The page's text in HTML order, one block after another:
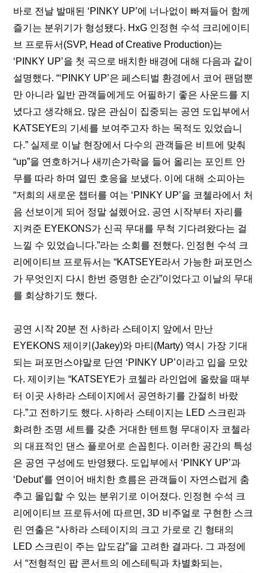
바로 전날 발매된 ‘PINKY UP’에 너나없이 빠져들어 함께
즐기는 분위기가 형성됐다. HxG 인정현 수석 크리에이티
브 프로듀서(SVP, Head of Creative Production)는
‘PINKY UP’을 첫 곡으로 배치한 배경에 대해 다음과 같이
설명했다. “‘PINKY UP’은 페스티벌 환경에서 코어 팬덤뿐
만 아니라 일반 관객들에게도 어필하기 좋은 사운드를 지
녔다고 생각해요. 많은 관심이 집중되는 공연 도입부에서
KATSEYE의 기세를 보여주고자 하는 목적도 있었습니
다.” 실제로 이날 현장에서 다수의 관객들은 비트에 맞춰
“up”을 연호하거나 새끼손가락을 들어 올리는 포인트 안
무를 따라 하며 열띤 호응을 보냈다. 이에 대해 소피아는
“저희의 새로운 챕터를 여는 ‘PINKY UP’을 코첼라에서 처
음 선보이게 되어 정말 설렜어요. 공연 시작부터 자리를
지켜준 EYEKONS가 신곡 무대를 무척 기다려왔다는 걸
느낄 수 있었습니다.”라는 소회를 전했다. 인정현 수석 크
리에이티브 프로듀서는 “KATSEYE라서 가능한 퍼포먼스
가 무엇인지 다시 한번 증명한 순간”이었다고 이날의 무대
를 회상하기도 했다.
공연 시작 20분 전 사하라 스테이지 앞에서 만난
EYEKONS 제이키(Jakey)와 마티(Marty) 역시 가장 기대
되는 퍼포먼스야말로 단연 ‘PINKY UP’이라고 입을 모았
다. 제이키는 “KATSEYE가 코첼라 라인업에 올랐을 때부
터 이곳 사하라 스테이지에서 공연하기를 간절히 바랐
다.”고 전하기도 했다. 사하라 스테이지는 LED 스크린과
화려한 조명 세트를 갖춘 거대한 텐트형 무대이자 코첼라
의 대표적인 댄스 플로어로 손꼽힌다. 이러한 공간의 특성
은 공연 구성에도 반영됐다. 도입부에서 ‘PINKY UP’과
‘Debut’를 연이어 배치한 흐름은 관객들이 자연스럽게 춤
추고 몰입할 수 있는 분위기로 이어졌다. 인정현 수석 크
리에이티브 프로듀서에 따르면, 3D 비주얼로 구현한 스크
린 연출은 “사하라 스테이지의 크고 가로로 긴 형태의
LED 스크린이 주는 압도감”을 고려한 결과다. 그 과정에
서 “전형적인 팝 콘서트의 에스테틱과 차별화되는,